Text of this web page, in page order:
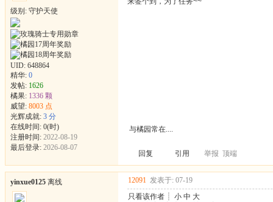
级别: 守护天使
UID: 648864
精华: 0
发帖: 1626
橘果: 1336 颗
威望: 8003 点
光辉成就: 3 分
在线时间: 0(时)
注册时间: 2022-08-19
最后登录: 2026-08-07
与橘园常在....
回复 引用 举报 顶端
yinxue0125 离线 12091 发表于: 07-19
只看该作者 ┊ 小 中 大